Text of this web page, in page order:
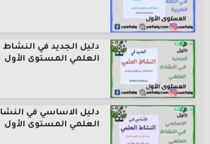
دليل الجديد في النشاط
العلمي المستوى الأول
دليل الاساسي في
العلمي المستوى الأول